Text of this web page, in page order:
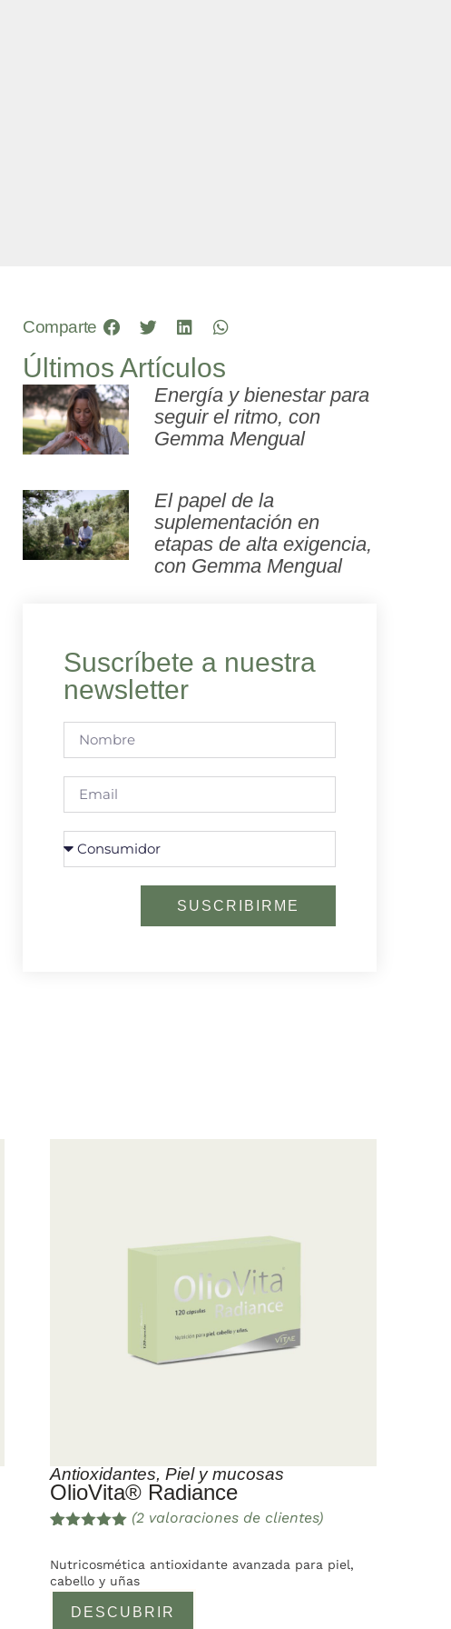
Comparte
Últimos Artículos
Energía y bienestar para
seguir el ritmo, con
Gemma Mengual
El papel de la
suplementación en
etapas de alta exigencia,
con Gemma Mengual
Suscríbete a nuestra
newsletter
SUSCRIBIRME
Antioxidantes, Piel y mucosas
OlioVita® Radiance
DESCUBRIR
5 en base
a
s de
(2 valoraciones de clientes)
Nutricosmética antioxidante avanzada para piel,
cabello y uñas